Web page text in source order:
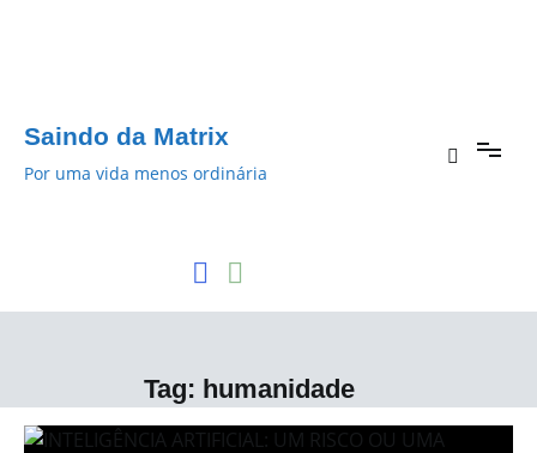
Saindo da Matrix
Por uma vida menos ordinária
Tag: humanidade